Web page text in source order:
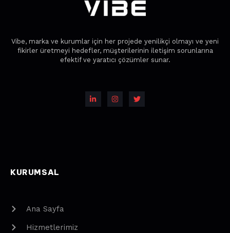
Vibe, marka ve kurumlar için her projede yenilikçi olmayı ve yeni
fikirler üretmeyi hedefler, müşterilerinin iletişim sorunlarına
efektif ve yaratıcı çözümler sunar.
KURUMSAL
Ana Sayfa
Hizmetlerimiz